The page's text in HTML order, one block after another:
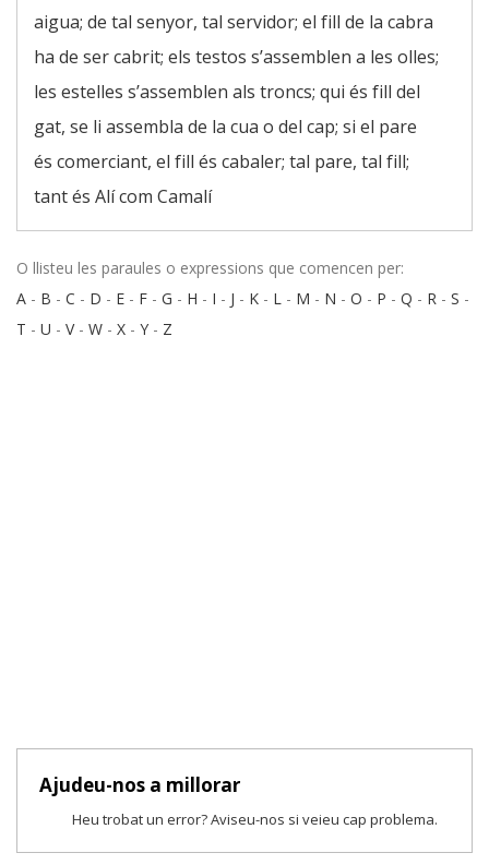
aigua; de tal senyor, tal servidor; el fill de la cabra
ha de ser cabrit; els testos s’assemblen a les olles;
les estelles s’assemblen als troncs; qui és fill del
gat, se li assembla de la cua o del cap; si el pare
és comerciant, el fill és cabaler; tal pare, tal fill;
tant és Alí com Camalí
O llisteu les paraules o expressions que comencen per:
A - B - C - D - E - F - G - H - I - J - K - L - M - N - O - P - Q - R - S -
T - U - V- W - X - Y - Z
Ajudeu-nos a millorar
Heu trobat un error? Aviseu-nos si veieu cap problema.